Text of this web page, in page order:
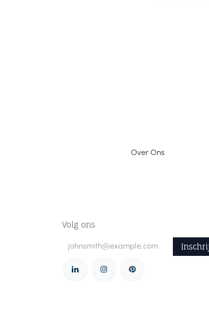
Volg ons
Over Ons